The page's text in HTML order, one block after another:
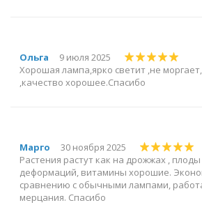
Ольга
9 июля 2025
Хорошая лампа,ярко светит ,не
,качество хорошее.Спасибо
Марго
30 ноября 2025
Растения растут как на дрожжах ,
деформаций, витамины хорошие.
сравнению с обычными лампами,
мерцания. Спасибо